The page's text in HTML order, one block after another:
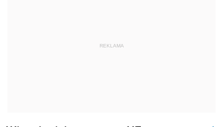
REKLAMA